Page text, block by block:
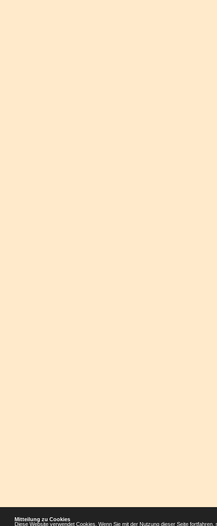
Mitteilung zu Cookies
Diese Website verwendet Cookies. Wenn Sie mit der Nutzung dieser Seite